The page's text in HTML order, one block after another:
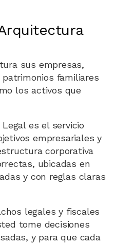
sus empresas,
familiares
los activos que
es el servicio
empresariales y
corporativa
ubicadas en
y con reglas claras
legales y fiscales
tome decisiones
y para que cada